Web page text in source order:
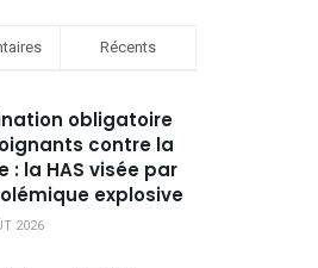
Récents
obligatoire
contre la
: la HAS visée par
explosive
2026